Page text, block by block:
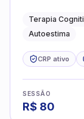
o
Terapia
Autoestima
CRP ativo
SESSÃO
R$ 80